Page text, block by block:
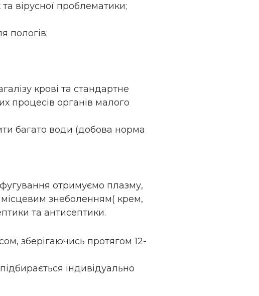
вірусної проблематики;
пологів;
крові та стандартне
процесів органів малого
багато води (добова норма
отримуємо плазму,
місцевим знеболенням( крем,
та антисептики.
зберігаючись протягом 12-
індивідуально